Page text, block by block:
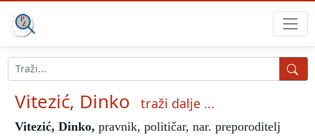
Vitezić, Dinko traži dalje ...
Vitezić, Dinko, pravnik, političar, nar. preporoditelj